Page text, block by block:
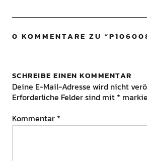
0 KOMMENTARE ZU “
SCHREIBE EINEN KOMMENTAR
Deine E-Mail-Adresse wird nicht
Erforderliche Felder sind mit *
Kommentar *